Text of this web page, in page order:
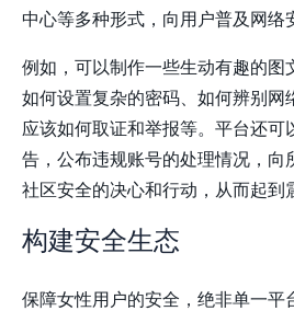
中心等多种形式，向用户普及网络
例如，可以制作一些生动有趣的图
如何设置复杂的密码、如何辨别网
应该如何取证和举报等。平台还可
告，公布违规账号的处理情况，向
社区安全的决心和行动，从而起到
构建安全生态
保障女性用户的安全，绝非单一平